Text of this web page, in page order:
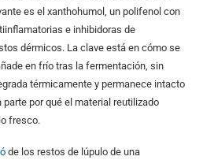
es el xanthohumol, un polifenol con
e inhibidoras de
dérmicos. La clave está en cómo se
en frío tras la fermentación, sin
térmicamente y permanece intacto
por qué el material reutilizado
fresco.
de los restos de lúpulo de una